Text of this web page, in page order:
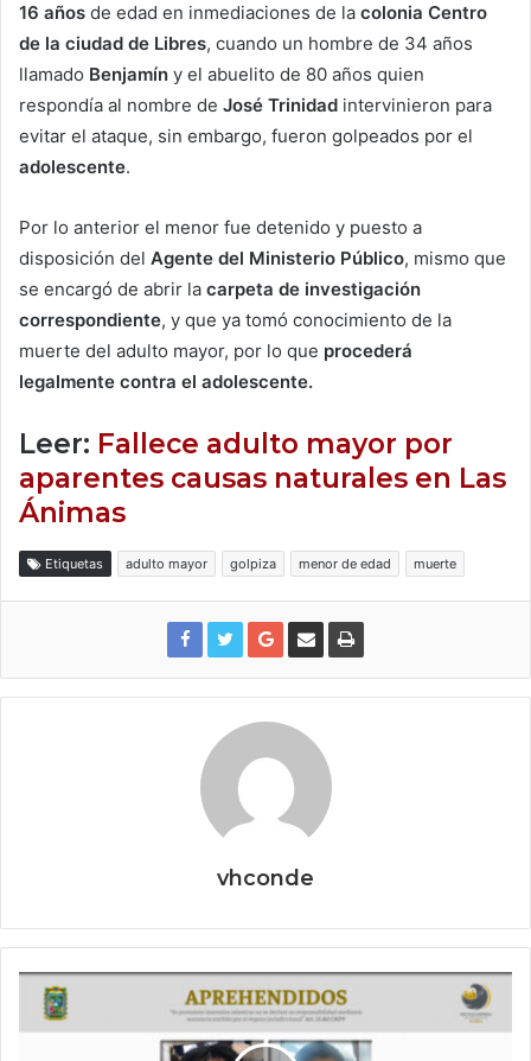
16 años de edad en inmediaciones de la colonia Centro
de la ciudad de Libres, cuando un hombre de 34 años
llamado Benjamín y el abuelito de 80 años quien
respondía al nombre de José Trinidad intervinieron para
evitar el ataque, sin embargo, fueron golpeados por el
adolescente.
Por lo anterior el menor fue detenido y puesto a
disposición del Agente del Ministerio Público, mismo que
se encargó de abrir la carpeta de investigación
correspondiente, y que ya tomó conocimiento de la
muerte del adulto mayor, por lo que procederá
legalmente contra el adolescente.
Leer: Fallece adulto mayor por
aparentes causas naturales en Las
Ánimas
Etiquetas adulto mayor golpiza menor de edad muerte
vhconde